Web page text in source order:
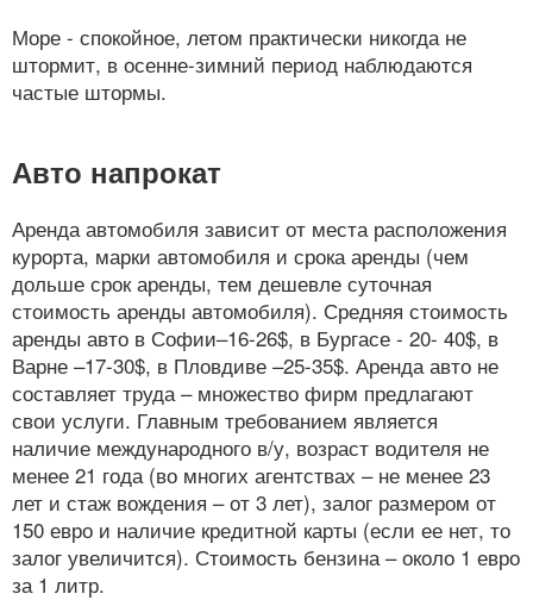
Море - спокойное, летом практически никогда не
штормит, в осенне-зимний период наблюдаются
частые штормы.
Авто напрокат
Аренда автомобиля зависит от места расположения
курорта, марки автомобиля и срока аренды (чем
дольше срок аренды, тем дешевле суточная
стоимость аренды автомобиля). Средняя стоимость
аренды авто в Софии–16-26$, в Бургасе - 20- 40$, в
Варне –17-30$, в Пловдиве –25-35$. Аренда авто не
составляет труда – множество фирм предлагают
свои услуги. Главным требованием является
наличие международного в/у, возраст водителя не
менее 21 года (во многих агентствах – не менее 23
лет и стаж вождения – от 3 лет), залог размером от
150 евро и наличие кредитной карты (если ее нет, то
залог увеличится). Стоимость бензина – около 1 евро
за 1 литр.